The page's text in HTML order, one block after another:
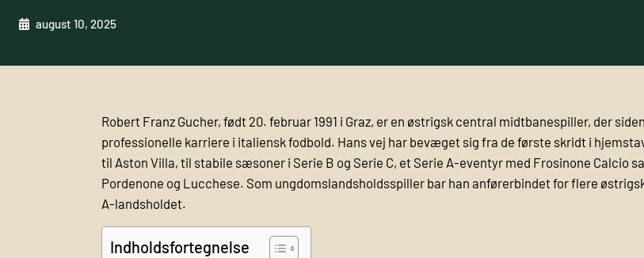
august 10, 2025
Robert Franz Gucher, født 20. februar 1991 i Graz, er en østrigsk central midtbanespiller, der
professionelle karriere i italiensk fodbold. Hans vej har bevæget sig fra de første skridt i
til Aston Villa, til stabile sæsoner i Serie B og Serie C, et Serie A-eventyr med Frosinone Calcio
Pordenone og Lucchese. Som ungdomslandsholdsspiller bar han anførerbindet for flere
A-landsholdet.
Indholdsfortegnelse